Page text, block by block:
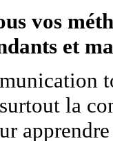
vos
et
surtout la